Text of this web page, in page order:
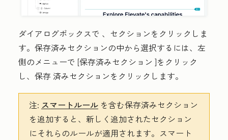
ダイアログボックスで 、セクションをクリックしま
す。保存済みセクションの中から選択するには、左
側のメニューで [保存済みセクション ]をクリック
し、保存 済みセクションをクリックします。
注: スマートルール を含む保存済みセクション
を追加すると、新しく追加されたセクション
にそれらのルールが適用されます。スマート